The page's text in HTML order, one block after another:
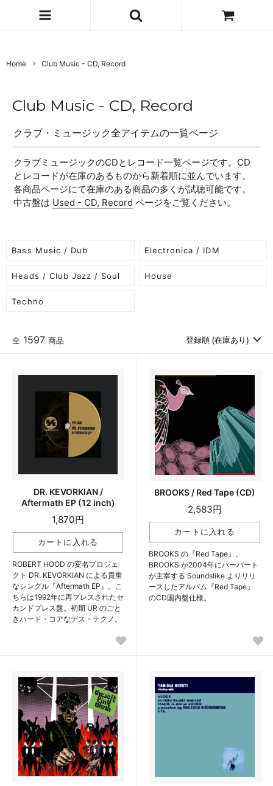
Home Club Music - CD, Record
Club Music - CD, Record
クラブ・ミュージック全アイテムの一覧ページ
クラブミュージックのCDとレコード一覧ページです。CD
とレコードが在庫のあるものから新着順に並んでいます。
各商品ページにて在庫のある商品の多くが試聴可能です。
中古盤は Used - CD, Record ページをご覧ください。
Bass Music / Dub Electronica / IDM
Heads / Club Jazz / Soul House
Techno
全 1597 商品
DR. KEVORKIAN /
Aftermath EP (12 inch)
1,870円
ROBERT HOOD の変名プロジェ
クト DR. KEVORKIAN による貴重
なシングル『Aftermath EP』。こ
ちらは1992年に再プレスされたセ
カンドプレス盤。初期 UR のごと
きハード・コアなデス・テクノ。
BROOKS / Red Tape (CD)
2,583円
BROOKS の『Red Tape』。
BROOKS が2004年にハーバート
が主宰する Soundslike よりリリ
ースしたアルバム『Red Tape』
のCD国内盤仕様。